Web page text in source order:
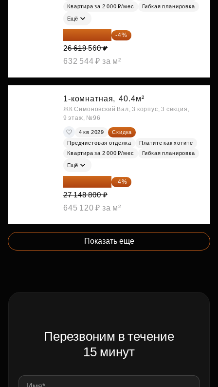
Квартира за 2 000 ₽/мес
Гибкая планировка
Ещё
25 554 778 ₽ -4%
26 619 560 ₽
632 544 ₽ за м²
1-комнатная, 40.4м²
ЖК Симоновский Вал, 3 корпус, 3 секция,
9 этаж, №96
4 кв 2029
Скидка
Предчистовая отделка
Платите как хотите
Квартира за 2 000 ₽/мес
Гибкая планировка
Ещё
26 062 848 ₽ -4%
27 148 800 ₽
645 120 ₽ за м²
Показать еще
Перезвоним в течение
15 минут